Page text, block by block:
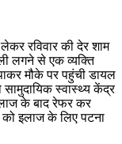
रविवार की देर शाम
लगने से एक व्यक्ति
मौके पर पहुंची डायल
स्वास्थ्य केंद्र
के बाद रेफर कर
इलाज के लिए पटना